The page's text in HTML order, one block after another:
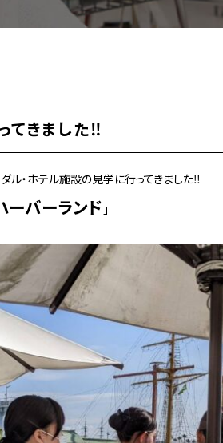
てきました‼
ル・ホテル施設の見学に行ってきました‼
ーバーランド 」